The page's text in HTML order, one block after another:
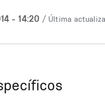
- 14:20 / Última